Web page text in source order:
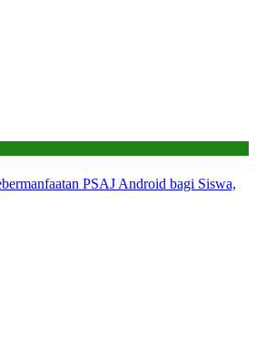
PSAJ Android bagi Siswa,